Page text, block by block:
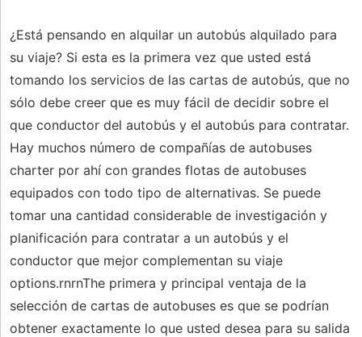
¿Está pensando en alquilar un autobús alquilado para
su viaje? Si esta es la primera vez que usted está
tomando los servicios de las cartas de autobús, que no
sólo debe creer que es muy fácil de decidir sobre el
que conductor del autobús y el autobús para contratar.
Hay muchos número de compañías de autobuses
charter por ahí con grandes flotas de autobuses
equipados con todo tipo de alternativas. Se puede
tomar una cantidad considerable de investigación y
planificación para contratar a un autobús y el
conductor que mejor complementan su viaje
options.rnrnThe primera y principal ventaja de la
selección de cartas de autobuses es que se podrían
obtener exactamente lo que usted desea para su salida